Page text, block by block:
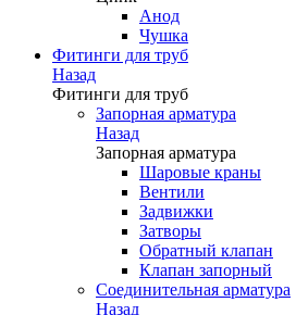
Анод
Чушка
Фитинги для труб
Назад
Фитинги для труб
Запорная арматура
Назад
Запорная арматура
Шаровые краны
Вентили
Задвижки
Затворы
Обратный клапан
Клапан запорный
Соединительная арматура
Назад